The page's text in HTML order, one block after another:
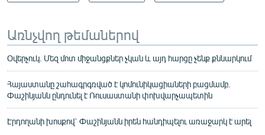
Առնչվող թեմաներով
Օվերչուկ. Մեզ մոտ միջանցքներ չկան և այդ հարցը չենք քննարկում
Հայաստանը շահագրգռված է կոմունիկացիաների բացմամբ.
Փաշինյանն ընդունել է Ռուսաստանի փոխվարչապետին
Էրդողանի խոսքով` Փաշինյանն իրեն հանդիպելու առաջարկ է արել